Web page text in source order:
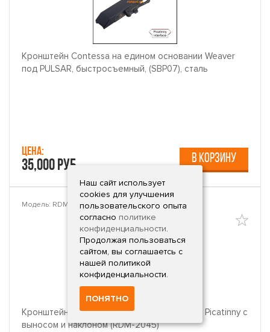
Кронштейн Contessa на едином основании Weaver
под PULSAR, быстросъемный, (SBP07), сталь
Цена:
35,000 руб. В КОРЗИНУ
Модель: RDM-2045
Кронштейн Leapers UTG c базой Docter на Picatinny с
выносом и наклоном (RDM-2045)
Наш сайт использует
cookies для улучшения
пользовательского опыта
согласно политике
конфиденциальности.
Продолжая пользоваться
сайтом, вы соглашаетсь с
нашей политикой
конфиденциальности.
ПОНЯТНО